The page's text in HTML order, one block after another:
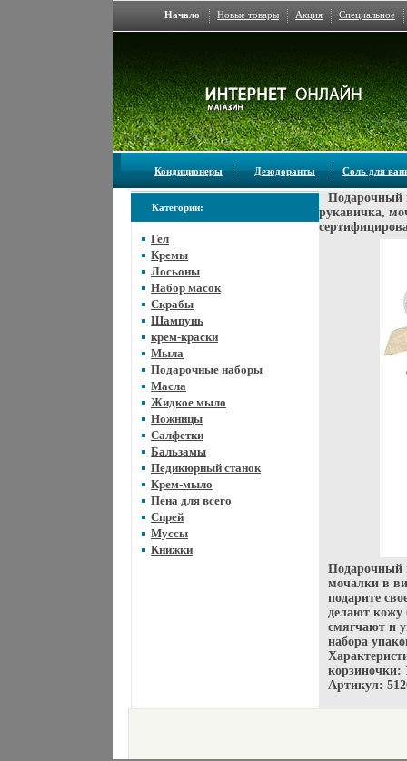
Начало Новые товары Акция Специальное
Кондиционеры Дезодоранты Соль для
Категории:
Гел
Кремы
Лосьоны
Набор масок
Скрабы
Шампунь
крем-краски
Мыла
Подарочные наборы
Масла
Жидкое мыло
Ножницы
Салфетки
Бальзамы
Педикюрный станок
Крем-мыло
Пена для всего
Спрей
Муссы
Книжки
Подарочный
рукавичка,
Подарочный
мочалки в
подарите
делают кожу
смягчают и
набора
корзиночки:
Артикул: